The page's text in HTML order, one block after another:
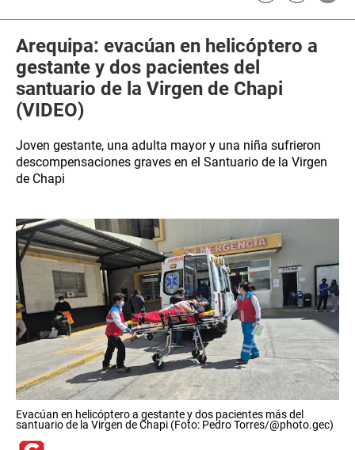
Arequipa: evacúan en helicóptero a
gestante y dos pacientes del
santuario de la Virgen de Chapi
(VIDEO)
Joven gestante, una adulta mayor y una niña sufrieron
descompensaciones graves en el Santuario de la Virgen
de Chapi
Evacúan en helicóptero a gestante y dos pacientes más del
santuario de la Virgen de Chapi (Foto: Pedro Torres/@photo.gec)